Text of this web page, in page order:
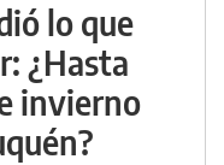
lo que
¿Hasta
invierno